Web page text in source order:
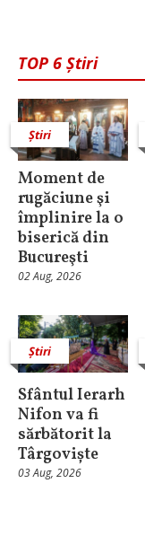
TOP 6 Știri
Știri
Moment de
rugăciune şi
împlinire la o
biserică din
Bucureşti
02 Aug, 2026
Știri
Sfântul Ierarh
Nifon va fi
sărbătorit la
Târgoviște
03 Aug, 2026